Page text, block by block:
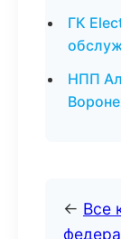
ГК
НПП
← Все